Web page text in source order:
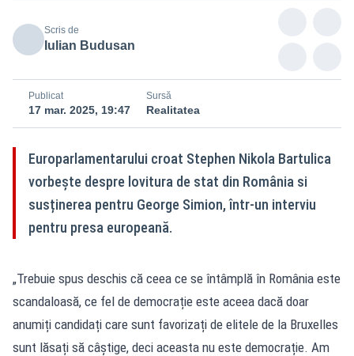
Scris de
Iulian Budusan
Publicat
17 mar. 2025, 19:47
Sursă
Realitatea
Europarlamentarului croat Stephen Nikola Bartulica
vorbește despre lovitura de stat din România si
susținerea pentru George Simion, într-un interviu
pentru presa europeană.
„Trebuie spus deschis că ceea ce se întâmplă în România este
scandaloasă, ce fel de democrație este aceea dacă doar
anumiți candidați care sunt favorizați de elitele de la Bruxelles
sunt lăsați să câștige, deci aceasta nu este democrație. Am